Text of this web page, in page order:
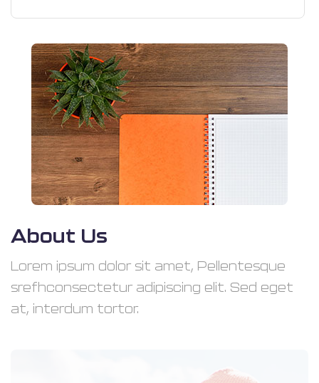
About Us
Lorem ipsum dolor sit amet, Pellentesque
srefhconsectetur adipiscing elit. Sed eget
at, interdum tortor.